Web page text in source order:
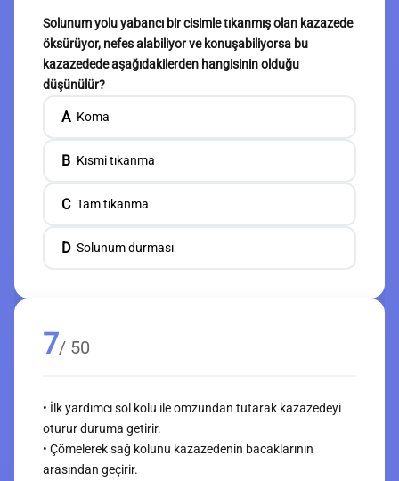
Solunum yolu yabancı bir cisimle tıkanmış olan kazazede
öksürüyor, nefes alabiliyor ve konuşabiliyorsa bu
kazazedede aşağıdakilerden hangisinin olduğu
düşünülür?
A Koma
B Kısmi tıkanma
C Tam tıkanma
D Solunum durması
7/ 50
• İlk yardımcı sol kolu ile omzundan tutarak kazazedeyi
oturur duruma getirir.
• Çömelerek sağ kolunu kazazedenin bacaklarının
arasından geçirir.